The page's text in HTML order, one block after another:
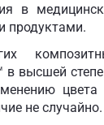
в
продуктами.
в высшей
цвета
не случайно.